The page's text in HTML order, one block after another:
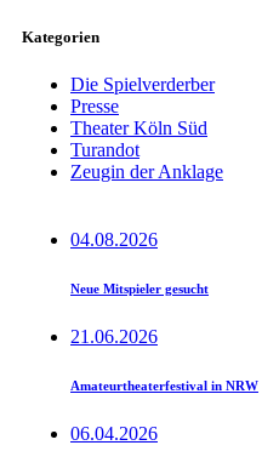
Kategorien
Die Spielverderber
Presse
Theater Köln Süd
Turandot
Zeugin der Anklage
04.08.2026
Neue Mitspieler gesucht
21.06.2026
Amateurtheaterfestival in NRW
06.04.2026